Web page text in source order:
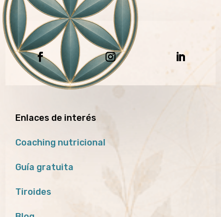
Enlaces de interés
Coaching nutricional
Guía gratuita
Tiroides